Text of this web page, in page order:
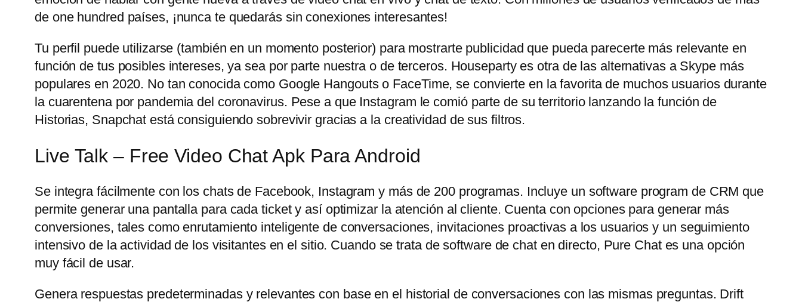
de one hundred países, ¡nunca te quedarás sin conexiones interesantes!
Tu perfil puede utilizarse (también en un momento posterior) para mostrarte publicidad que pueda parecerte más relevante en
función de tus posibles intereses, ya sea por parte nuestra o de terceros. Houseparty es otra de las alternativas a Skype más
populares en 2020. No tan conocida como Google Hangouts o FaceTime, se convierte en la favorita de muchos usuarios durante
la cuarentena por pandemia del coronavirus. Pese a que Instagram le comió parte de su territorio lanzando la función de
Historias, Snapchat está consiguiendo sobrevivir gracias a la creatividad de sus filtros.
Live Talk – Free Video Chat Apk Para Android
Se integra fácilmente con los chats de Facebook, Instagram y más de 200 programas. Incluye un software program de CRM que
permite generar una pantalla para cada ticket y así optimizar la atención al cliente. Cuenta con opciones para generar más
conversiones, tales como enrutamiento inteligente de conversaciones, invitaciones proactivas a los usuarios y un seguimiento
intensivo de la actividad de los visitantes en el sitio. Cuando se trata de software de chat en directo, Pure Chat es una opción
muy fácil de usar.
Genera respuestas predeterminadas y relevantes con base en el historial de conversaciones con las mismas preguntas. Drift